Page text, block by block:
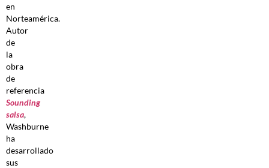
en
Norteamérica.
Autor
de
la
obra
de
referencia
Sounding
salsa,
Washburne
ha
desarrollado
sus